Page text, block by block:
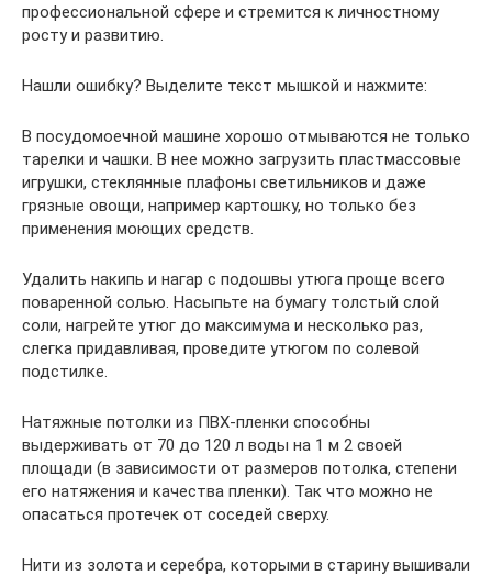
профессиональной сфере и стремится к личностному
росту и развитию.
Нашли ошибку? Выделите текст мышкой и нажмите:
В посудомоечной машине хорошо отмываются не только
тарелки и чашки. В нее можно загрузить пластмассовые
игрушки, стеклянные плафоны светильников и даже
грязные овощи, например картошку, но только без
применения моющих средств.
Удалить накипь и нагар с подошвы утюга проще всего
поваренной солью. Насыпьте на бумагу толстый слой
соли, нагрейте утюг до максимума и несколько раз,
слегка придавливая, проведите утюгом по солевой
подстилке.
Натяжные потолки из ПВХ-пленки способны
выдерживать от 70 до 120 л воды на 1 м 2 своей
площади (в зависимости от размеров потолка, степени
его натяжения и качества пленки). Так что можно не
опасаться протечек от соседей сверху.
Нити из золота и серебра, которыми в старину вышивали